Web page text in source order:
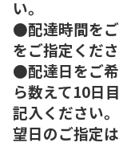
い。
●配達時間を
をご指定くださ
●配達日をご
ら数えて10日
記入ください
望日のご指定